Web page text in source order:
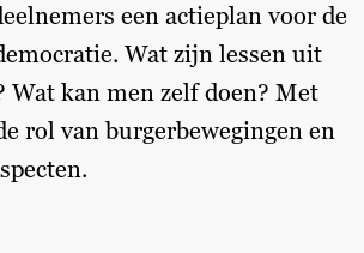
een actieplan voor de
Wat zijn lessen uit
Wat kan men zelf doen? Met
rol van burgerbewegingen en